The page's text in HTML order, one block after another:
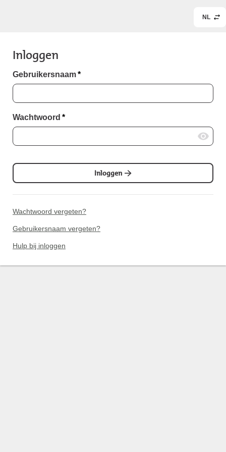
NL
Inloggen
Gebruikersnaam*
Wachtwoord *
Inloggen
Wachtwoord vergeten?
Gebruikersnaam vergeten?
Hulp bij inloggen